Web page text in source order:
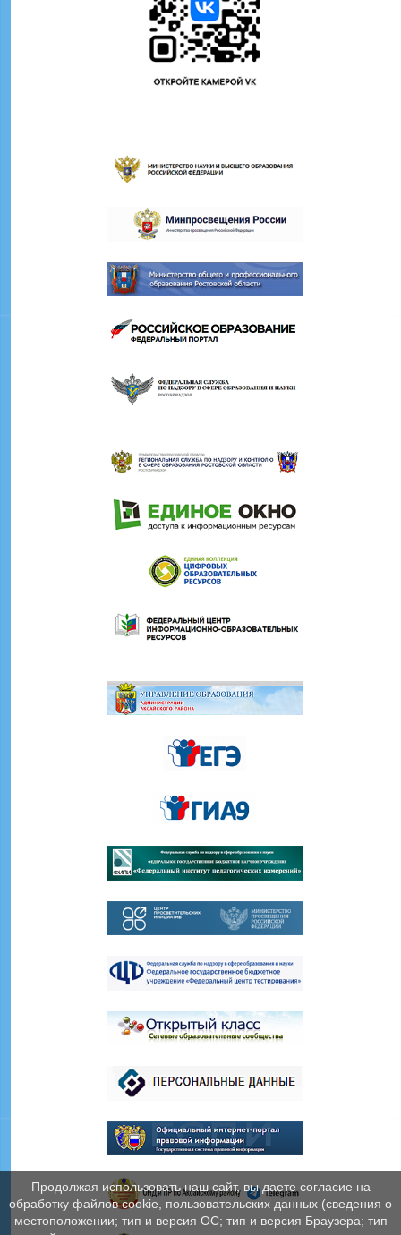
Продолжая использовать наш сайт, вы даете согласие на
обработку файлов cookie, пользовательских данных (сведения о
местоположении; тип и версия ОС; тип и версия Браузера; тип